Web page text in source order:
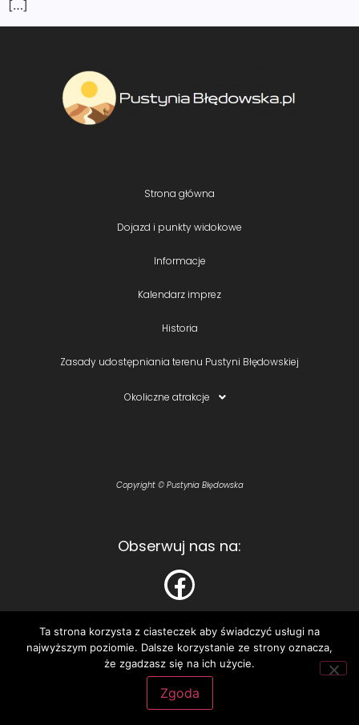
[…]
Strona główna
Dojazd i punkty widokowe
Informacje
Kalendarz imprez
Historia
Zasady udostępniania terenu Pustyni Błędowskiej
Okoliczne atrakcje
Copyright © Pustynia Błędowska
Obserwuj nas na:
Polecamy:
Astelo – personalizowane koszulki i bluzy
Ta strona korzysta z ciasteczek aby świadczyć usługi na
najwyższym poziomie. Dalsze korzystanie ze strony oznacza,
że zgadzasz się na ich użycie.
Zgoda